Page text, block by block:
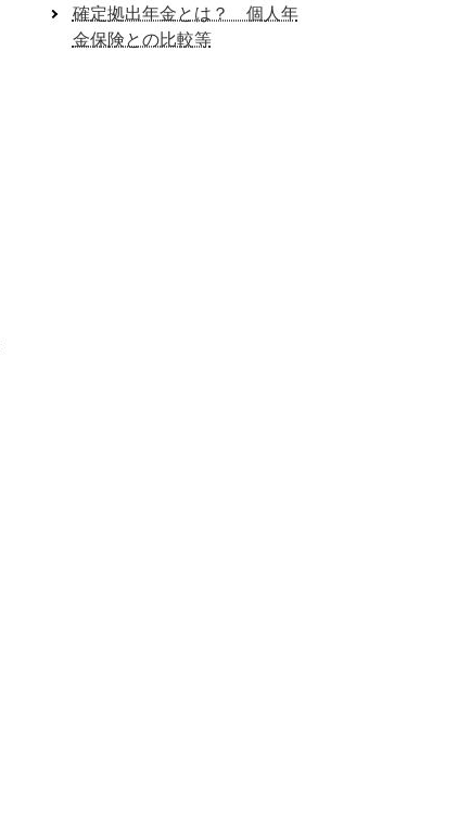
確定拠出年金とは？ 個人年
金保険との比較等